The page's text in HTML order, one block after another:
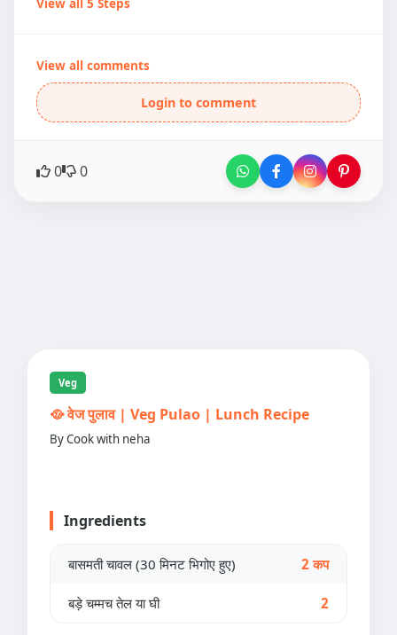
View all comments
Login to comment
0 0
Veg
🥘 वेज पुलाव | Veg Pulao | Lunch Recipe
By Cook with neha
Ingredients
बासमती चावल (30 मिनट भिगोए हुए) 2 कप
बड़े चम्मच तेल या घी 2